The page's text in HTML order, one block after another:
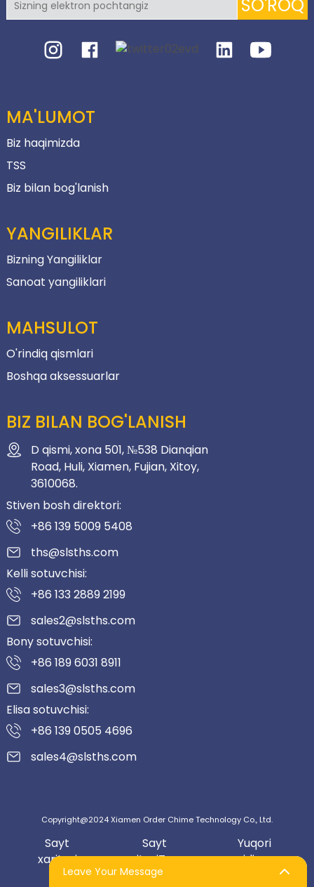
SO'ROQ
MA'LUMOT
Biz haqimizda
TSS
Biz bilan bog'lanish
YANGILIKLAR
Bizning Yangiliklar
Sanoat yangiliklari
MAHSULOT
O'rindiq qismlari
Boshqa aksessuarlar
BIZ BILAN BOG'LANISH
D qismi, xona 501, №538 Dianqian
Road, Huli, Xiamen, Fujian, Xitoy,
3610068.
Stiven bosh direktori:
+86 139 5009 5408
ths@slsths.com
Kelli sotuvchisi:
+86 133 2889 2199
sales2@slsths.com
Bony sotuvchisi:
+86 189 6031 8911
sales3@slsths.com
Elisa sotuvchisi:
+86 139 0505 4696
sales4@slsths.com
Copyright@2024 Xiamen Order Chime Technology Co., Ltd.
Sayt
xaritasi
Sayt
xaritasiTrans
Yuqori
qidiruv
Leave Your Message